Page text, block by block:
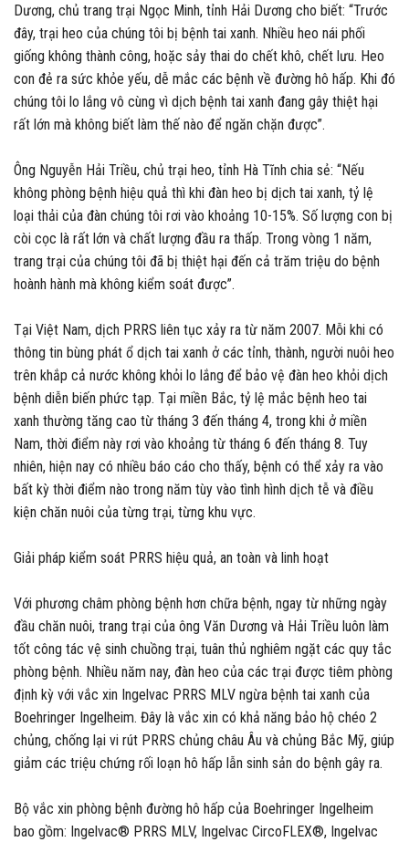
Dương, chủ trang trại Ngọc Minh, tỉnh Hải Dương cho biết: “Trước
đây, trại heo của chúng tôi bị bệnh tai xanh. Nhiều heo nái phối
giống không thành công, hoặc sảy thai do chết khô, chết lưu. Heo
con đẻ ra sức khỏe yếu, dễ mắc các bệnh về đường hô hấp. Khi đó
chúng tôi lo lắng vô cùng vì dịch bệnh tai xanh đang gây thiệt hại
rất lớn mà không biết làm thế nào để ngăn chặn được”.
Ông Nguyễn Hải Triều, chủ trại heo, tỉnh Hà Tĩnh chia sẻ: “Nếu
không phòng bệnh hiệu quả thì khi đàn heo bị dịch tai xanh, tỷ lệ
loại thải của đàn chúng tôi rơi vào khoảng 10-15%. Số lượng con bị
còi cọc là rất lớn và chất lượng đầu ra thấp. Trong vòng 1 năm,
trang trại của chúng tôi đã bị thiệt hại đến cả trăm triệu do bệnh
hoành hành mà không kiểm soát được”.
Tại Việt Nam, dịch PRRS liên tục xảy ra từ năm 2007. Mỗi khi có
thông tin bùng phát ổ dịch tai xanh ở các tỉnh, thành, người nuôi heo
trên khắp cả nước không khỏi lo lắng để bảo vệ đàn heo khỏi dịch
bệnh diễn biến phức tạp. Tại miền Bắc, tỷ lệ mắc bệnh heo tai
xanh thường tăng cao từ tháng 3 đến tháng 4, trong khi ở miền
Nam, thời điểm này rơi vào khoảng từ tháng 6 đến tháng 8. Tuy
nhiên, hiện nay có nhiều báo cáo cho thấy, bệnh có thể xảy ra vào
bất kỳ thời điểm nào trong năm tùy vào tình hình dịch tễ và điều
kiện chăn nuôi của từng trại, từng khu vực.
Giải pháp kiểm soát PRRS hiệu quả, an toàn và linh hoạt
Với phương châm phòng bệnh hơn chữa bệnh, ngay từ những ngày
đầu chăn nuôi, trang trại của ông Văn Dương và Hải Triều luôn làm
tốt công tác vệ sinh chuồng trại, tuân thủ nghiêm ngặt các quy tắc
phòng bệnh. Nhiều năm nay, đàn heo của các trại được tiêm phòng
định kỳ với vắc xin Ingelvac PRRS MLV ngừa bệnh tai xanh của
Boehringer Ingelheim. Đây là vắc xin có khả năng bảo hộ chéo 2
chủng, chống lại vi rút PRRS chủng châu Âu và chủng Bắc Mỹ, giúp
giảm các triệu chứng rối loạn hô hấp lẫn sinh sản do bệnh gây ra.
Bộ vắc xin phòng bệnh đường hô hấp của Boehringer Ingelheim
bao gồm: Ingelvac® PRRS MLV, Ingelvac CircoFLEX®, Ingelvac